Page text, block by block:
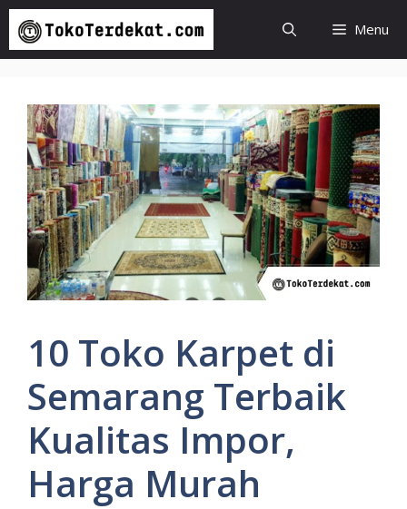
Langsung
isi
Menu
10 Toko Karpet di
Semarang Terbaik
Kualitas Impor,
Harga Murah